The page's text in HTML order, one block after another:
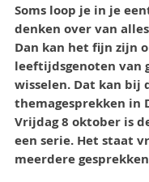
Soms loop je in je
denken over van
Dan kan het fijn zijn
leeftijdsgenoten van
wisselen. Dat kan bij
themagesprekken in
Vrijdag 8 oktober is
een serie. Het staat
meerdere